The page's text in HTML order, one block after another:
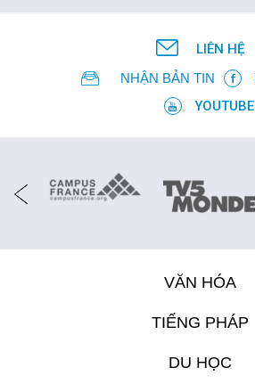
LIÊN HỆ
NHẬN BẢN TIN
YOUTUBE
VĂN HÓA
TIẾNG PHÁP
DU HỌC